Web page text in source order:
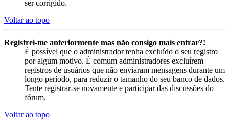
ser corrigido.
Voltar ao topo
Registrei-me anteriormente mas não consigo mais entrar?!
É possível que o administrador tenha excluído o seu registro
por algum motivo. É comum administradores excluírem
registros de usuários que não enviaram mensagens durante um
longo período, para reduzir o tamanho do seu banco de dados.
Tente registrar-se novamente e participar das discussões do
fórum.
Voltar ao topo